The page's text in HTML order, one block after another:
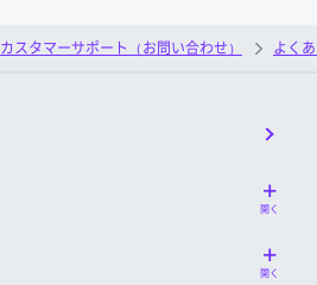
カスタマーサポート（お問い合わせ） よく
開く
開く